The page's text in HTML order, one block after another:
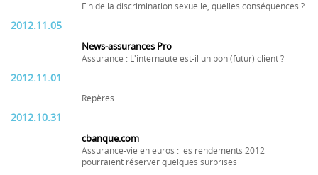
Fin de la discrimination sexuelle, quelles conséquences ?
2012.11.05
News-assurances Pro
Assurance : L'internaute est-il un bon (futur) client ?
2012.11.01
Repères
2012.10.31
cbanque.com
Assurance-vie en euros : les rendements 2012
pourraient réserver quelques surprises